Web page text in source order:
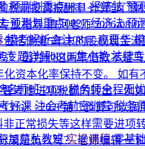
预测划重点0811-经济法预
预测划重点0827-经济法预
模考解析会计0817-高晋华
专题详解0810-焦小艳法律
名师班2026·税务师全程无
好课注会考前密训营税务
加薪私教班实操课程零基
税前投资报酬率 计算部门
业指导-清河老师2026-08-
括他第5年末的股权现金
？ 因为他这两笔借款不是
资本化率保持不变。 如有
考虑进项税额的转出，例
）=20.8 第二步算可以
正常损失等这样需要进项
录是怎么写？老师编辑一